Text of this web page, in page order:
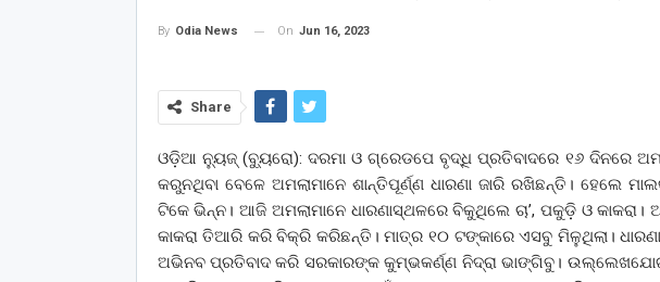
By Odia News On Jun 16, 2023
Share
ଓଡ଼ିଆ ନ୍ୟୁଜ୍ (ବ୍ୟୁରୋ): ଦରମା ଓ ଗ୍ରେଡପେ ବୃଦ୍ଧି ପ୍ରତିବାଦରେ ୧୬ ଦିନରେ
କରୁନଥିବା ବେଳେ ଅମଲାମାନେ ଶାନ୍ତିପୂର୍ଣ୍ଣ ଧାରଣା ଜାରି ରଖିଛନ୍ତି। ହେଲେ
ଟିକେ ଭିନ୍ନ। ଆଜି ଅମଲାମାନେ ଧାରଣାସ୍ଥଳରେ ବିକୁଥିଲେ ଚା’, ପକୁଡ଼ି ଓ
କାକରା ତିଆରି କରି ବିକ୍ରି କରିଛନ୍ତି। ମାତ୍ର ୧୦ ଟଙ୍କାରେ ଏସବୁ ମିଳୁଥିଲା।
ଅଭିନବ ପ୍ରତିବାଦ କରି ସରକାରଙ୍କ କୁମ୍ଭକର୍ଣ୍ଣ ନିଦ୍ରା ଭାଙ୍ଗିବୁ।